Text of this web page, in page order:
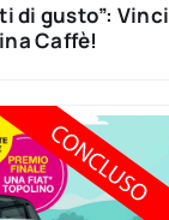
di gusto”: Vinci
Caffè!